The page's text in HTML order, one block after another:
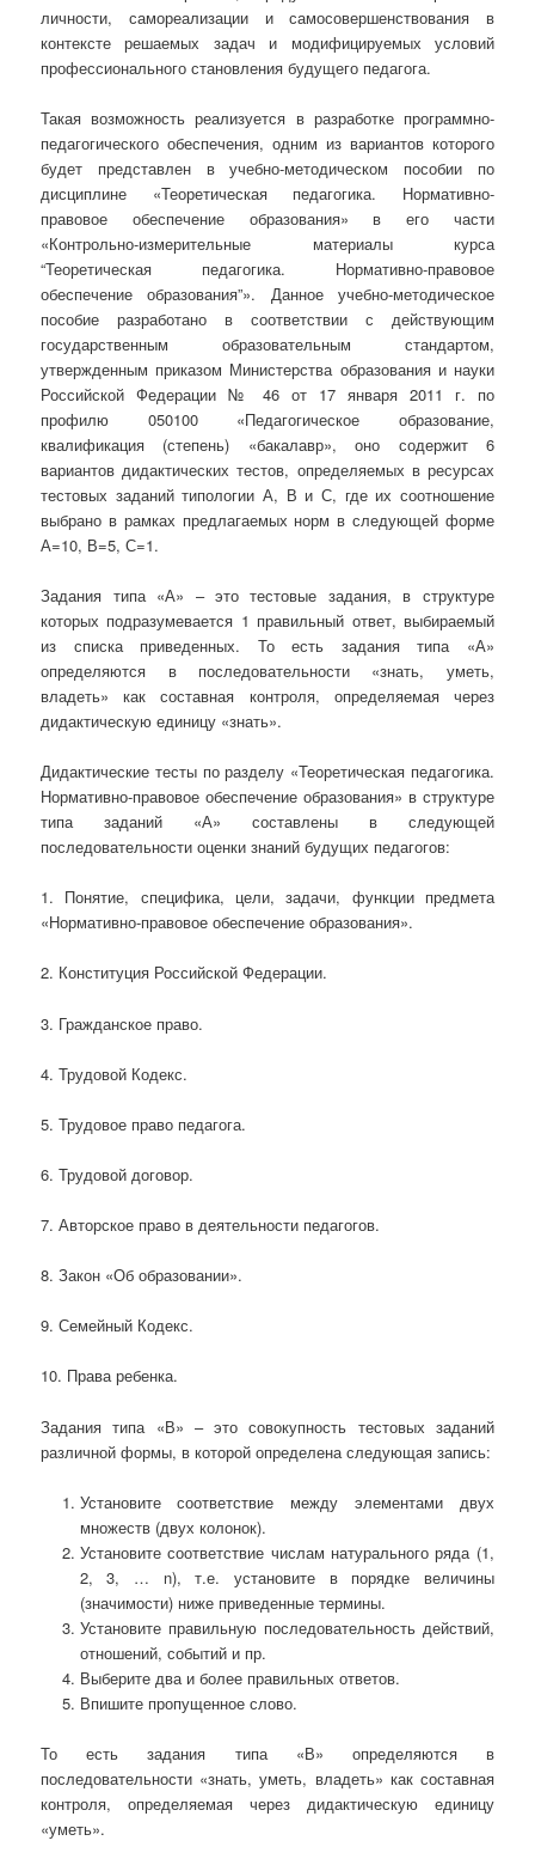
личности, самореализации и самосовершенствования в
контексте решаемых задач и модифицируемых условий
профессионального становления будущего педагога.
Такая возможность реализуется в разработке программно-
педагогического обеспечения, одним из вариантов которого
будет представлен в учебно-методическом пособии по
дисциплине «Теоретическая педагогика. Нормативно-
правовое обеспечение образования» в его части
«Контрольно-измерительные материалы курса
“Теоретическая педагогика. Нормативно-правовое
обеспечение образования”». Данное учебно-методическое
пособие разработано в соответствии с действующим
государственным образовательным стандартом,
утвержденным приказом Министерства образования и науки
Российской Федерации № 46 от 17 января 2011 г. по
профилю 050100 «Педагогическое образование,
квалификация (степень) «бакалавр», оно содержит 6
вариантов дидактических тестов, определяемых в ресурсах
тестовых заданий типологии А, В и С, где их соотношение
выбрано в рамках предлагаемых норм в следующей форме
А=10, В=5, С=1.
Задания типа «А» – это тестовые задания, в структуре
которых подразумевается 1 правильный ответ, выбираемый
из списка приведенных. То есть задания типа «А»
определяются в последовательности «знать, уметь,
владеть» как составная контроля, определяемая через
дидактическую единицу «знать».
Дидактические тесты по разделу «Теоретическая педагогика.
Нормативно-правовое обеспечение образования» в структуре
типа заданий «А» составлены в следующей
последовательности оценки знаний будущих педагогов:
1. Понятие, специфика, цели, задачи, функции предмета
«Нормативно-правовое обеспечение образования».
2. Конституция Российской Федерации.
3. Гражданское право.
4. Трудовой Кодекс.
5. Трудовое право педагога.
6. Трудовой договор.
7. Авторское право в деятельности педагогов.
8. Закон «Об образовании».
9. Семейный Кодекс.
10. Права ребенка.
Задания типа «В» – это совокупность тестовых заданий
различной формы, в которой определена следующая запись:
Установите соответствие между элементами двух
множеств (двух колонок).
Установите соответствие числам натурального ряда (1,
2, 3, … n), т.е. установите в порядке величины
(значимости) ниже приведенные термины.
Установите правильную последовательность действий,
отношений, событий и пр.
Выберите два и более правильных ответов.
Впишите пропущенное слово.
То есть задания типа «В» определяются в
последовательности «знать, уметь, владеть» как составная
контроля, определяемая через дидактическую единицу
«уметь».